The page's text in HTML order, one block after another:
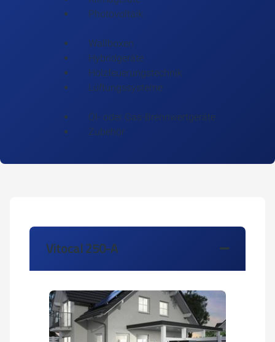
Photovoltaik
Wallboxen
Hybridgeräte
Holzfeuerungstechnik
Lüftungssysteme
Öl- oder Gas-Brennwertgeräte
Zubehör
Vitocal 250-A